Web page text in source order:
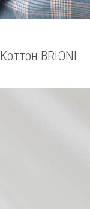
Коттон BRIONI